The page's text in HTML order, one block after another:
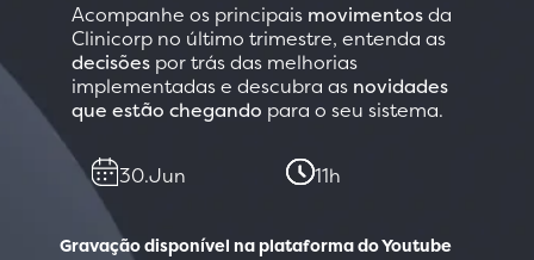
Acompanhe os principais movimentosda
Clinicorp no último trimestre, entenda as
decisões por trás das melhorias
implementadas e descubra as novidades
que estão chegando para o seu sistema.
30.Jun 11h
Gravação disponível na plataforma do Youtube